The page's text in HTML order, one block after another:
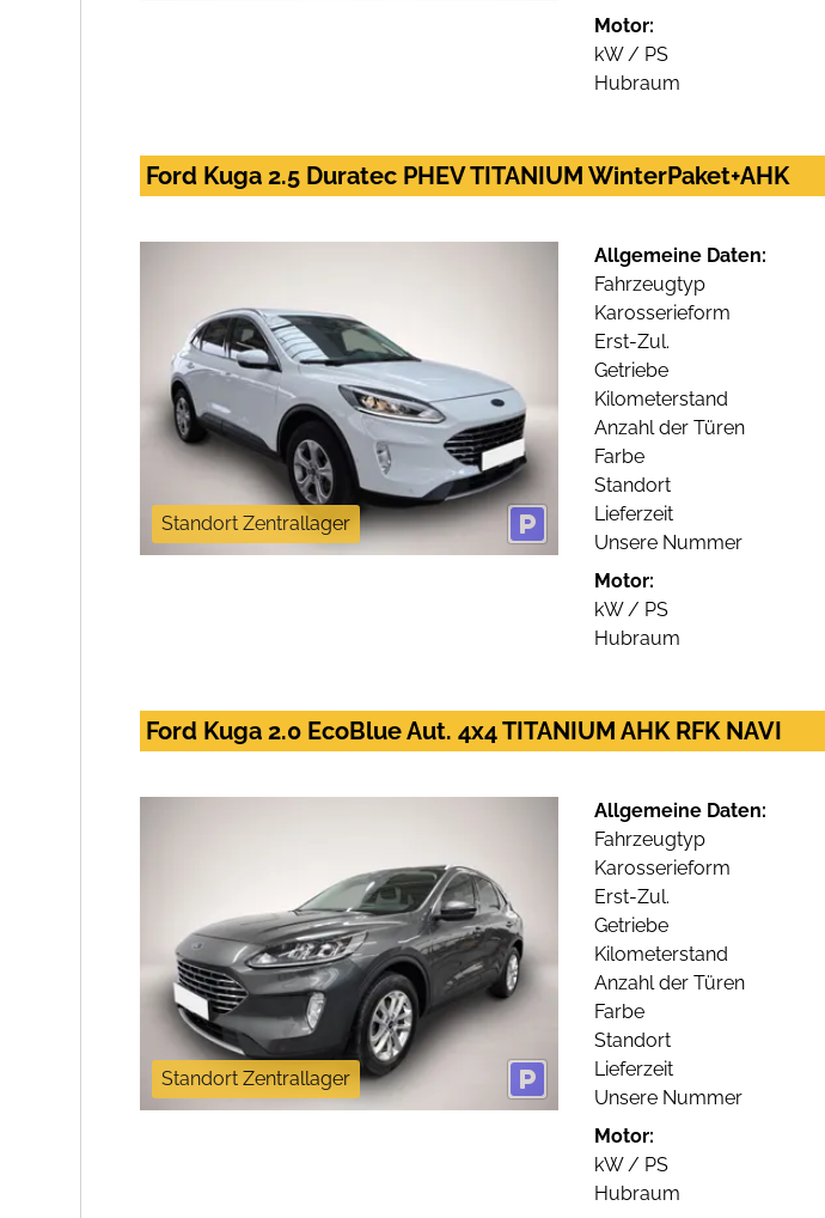
Motor:
kW / PS
Hubraum
Ford Kuga 2.5 Duratec PHEV TITANIUM WinterPaket+AHK
Standort Zentrallager
Allgemeine Daten:
Fahrzeugtyp
Karosserieform
Erst-Zul.
Getriebe
Kilometerstand
Anzahl der Türen
Farbe
Standort
Lieferzeit
Unsere Nummer
Motor:
kW / PS
Hubraum
Ford Kuga 2.0 EcoBlue Aut. 4x4 TITANIUM AHK RFK NAVI
Standort Zentrallager
Allgemeine Daten:
Fahrzeugtyp
Karosserieform
Erst-Zul.
Getriebe
Kilometerstand
Anzahl der Türen
Farbe
Standort
Lieferzeit
Unsere Nummer
Motor:
kW / PS
Hubraum